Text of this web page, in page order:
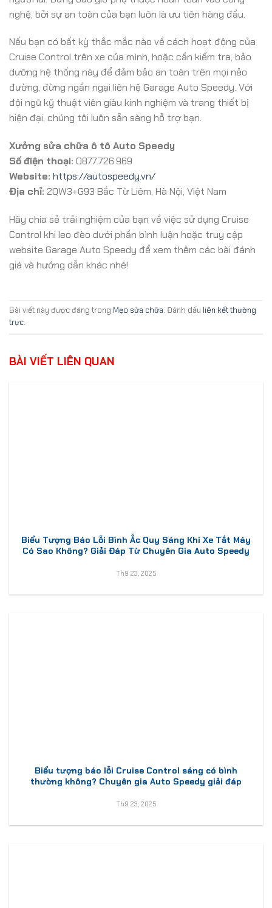
nghệ, bởi sự an toàn của bạn luôn là ưu tiên hàng đầu.
Nếu bạn có bất kỳ thắc mắc nào về cách hoạt động của
Cruise Control trên xe của mình, hoặc cần kiểm tra, bảo
dưỡng hệ thống này để đảm bảo an toàn trên mọi nẻo
đường, đừng ngần ngại liên hệ Garage Auto Speedy. Với
đội ngũ kỹ thuật viên giàu kinh nghiệm và trang thiết bị
hiện đại, chúng tôi luôn sẵn sàng hỗ trợ bạn.
Xưởng sửa chữa ô tô Auto Speedy
Số điện thoại: 0877.726.969
Website: https://autospeedy.vn/
Địa chỉ: 2QW3+G93 Bắc Từ Liêm, Hà Nội, Việt Nam
Hãy chia sẻ trải nghiệm của bạn về việc sử dụng Cruise
Control khi leo đèo dưới phần bình luận hoặc truy cập
website Garage Auto Speedy để xem thêm các bài đánh
giá và hướng dẫn khác nhé!
Bài viết này được đăng trong Mẹo sửa chữa. Đánh dấu liên kết thường
trực.
BÀI VIẾT LIÊN QUAN
Biểu Tượng Báo Lỗi Bình Ắc Quy Sáng Khi Xe Tắt Máy
Có Sao Không? Giải Đáp Từ Chuyên Gia Auto Speedy
Th9 23, 2025
Biểu tượng báo lỗi Cruise Control sáng có bình
thường không? Chuyên gia Auto Speedy giải đáp
Th9 23, 2025